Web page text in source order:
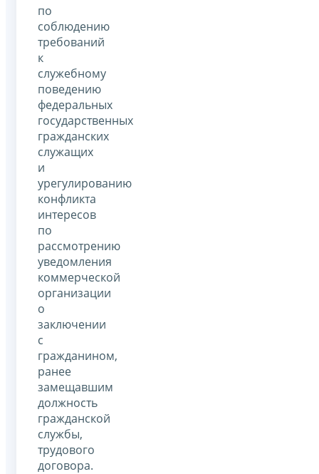
по
соблюдению
требований
к
служебному
поведению
федеральных
государственных
гражданских
служащих
и
урегулированию
конфликта
интересов
по
рассмотрению
уведомления
коммерческой
организации
о
заключении
с
гражданином,
ранее
замещавшим
должность
гражданской
службы,
трудового
договора.